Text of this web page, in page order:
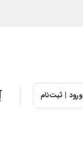
ورود | ثبت‌نام